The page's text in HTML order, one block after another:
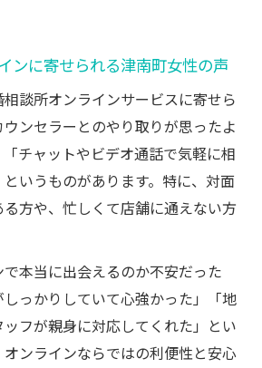
ンに寄せられる津南町女性の声
談所オンラインサービスに寄せら
ンセラーとのやり取りが思ったよ
チャットやビデオ通話で気軽に相
いうものがあります。特に、対面
方や、忙しくて店舗に通えない方
で本当に出会えるのか不安だった
っかりしていて心強かった」「地
フが親身に対応してくれた」とい
ンラインならではの利便性と安心